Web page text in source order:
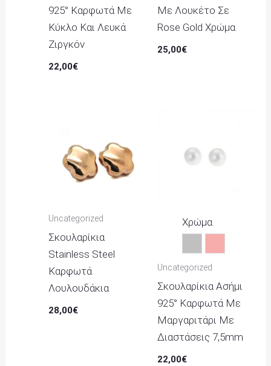
925° Καρφωτά Με
Κύκλο Και Λευκά
Ζιργκόν
22,00€
Με Λουκέτο Σε
Rose Gold Χρώμα
25,00€
Uncategorized
Σκουλαρίκια
Stainless Steel
Καρφωτά
Λουλουδάκια
28,00€
Χρώμα
ΑσημίΡοζ
Uncategorized
Σκουλαρίκια Ασήμι
925° Καρφωτά Με
Μαργαριτάρι Με
Διαστάσεις 7,5mm
22,00€